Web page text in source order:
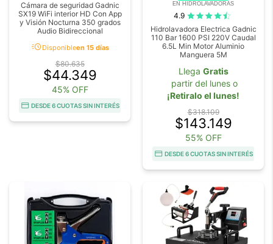
Cámara de seguridad Gadnic
SX19 WiFi interior HD Con App
y Visión Nocturna 350 grados
Audio Bidireccional
acuteDisponibleen 15 días
$80.635
$44.349
45% OFF
DESDE 6 CUOTAS SIN INTERÉS
EN HIDROLAVADORAS
4.9
Hidrolavadora Electrica Gadnic
110 Bar 1600 PSI 220V Caudal
6.5L Min Motor Aluminio
Manguera 5M
Llega Gratis
partir del lunes o
¡Retiralo el lunes!
$318.109
$143.149
55% OFF
DESDE 6 CUOTAS SIN INTERÉS